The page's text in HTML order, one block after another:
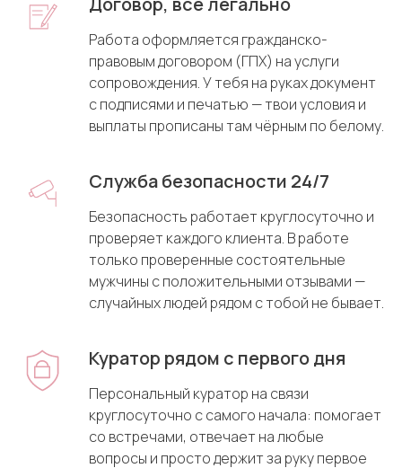
Работа оформляется гражданско-
правовым договором (ГПХ) на услуги
сопровождения. У тебя на руках документ
с подписями и печатью — твои условия и
выплаты прописаны там чёрным по белому.
Служба безопасности 24/7
Безопасность работает круглосуточно и
проверяет каждого клиента. В работе
только проверенные состоятельные
мужчины с положительными отзывами —
случайных людей рядом с тобой не бывает.
Куратор рядом с первого дня
Персональный куратор на связи
круглосуточно с самого начала: помогает
со встречами, отвечает на любые
вопросы и просто держит за руку первое